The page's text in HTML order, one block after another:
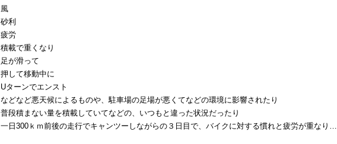
風
砂利
疲労
積載で重くなり
足が滑って
押して移動中に
Uターンでエンスト
などなど悪天候によるものや、駐車場の足場が悪くてなどの環境に影響されたり
普段積まない量を積載していてなどの、いつもと違った状況だったり
一日300ｋｍ前後の走行でキャンツーしながらの３日目で、バイクに対する慣れと疲労が重なり…